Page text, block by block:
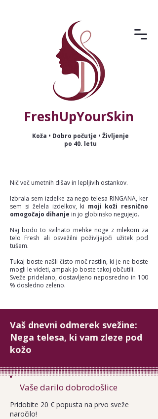
FreshUpYourSkin
Koža • Dobro počutje • Življenje
po 40. letu
Nič več umetnih dišav in lepljivih ostankov.
Izbrala sem izdelke za nego telesa RINGANA, ker
sem si želela izdelkov, ki moji koži resnično
omogočajo dihanje in jo globinsko negujejo.
Naj bodo to svilnato mehke noge z mlekom za
telo Fresh ali osvežilni poživljajoči užitek pod
tušem.
Tukaj boste našli čisto moč rastlin, ki je ne boste
mogli le videti, ampak jo boste takoj občutili.
Sveže pridelano, dostavljeno neposredno in 100
% dosledno zeleno.
Vaš dnevni odmerek svežine:
Nega telesa, ki vam zleze pod
kožo
Vaše darilo dobrodošlice
Pridobite 20 € popusta na prvo sveže
naročilo!